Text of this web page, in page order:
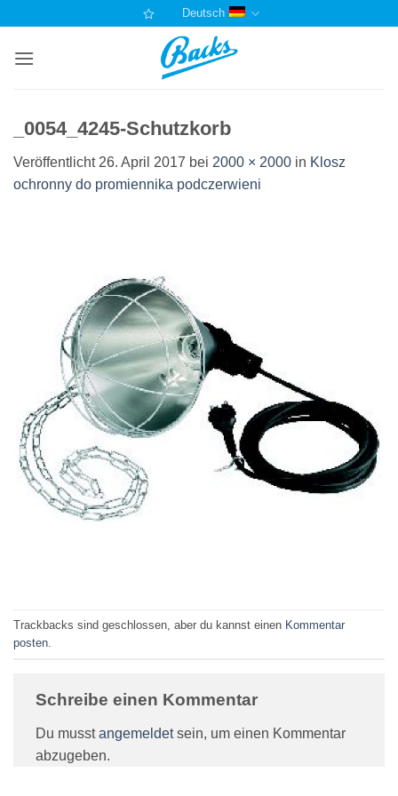
springen
Deutsch
_0054_4245-Schutzkorb
Veröffentlicht 26. April 2017 bei 2000 × 2000 in Klosz
ochronny do promiennika podczerwieni
Trackbacks sind geschlossen, aber du kannst einen Kommentar
posten
Schreibe einen Kommentar
Du musstangemeldetsein, um einen Kommentar
abzugeben.